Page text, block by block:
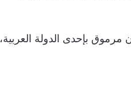
بإحدى الدولة العربية،